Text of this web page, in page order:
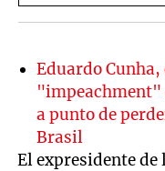
Eduardo
"impeachment"
a punto de
Brasil
El expresidente de